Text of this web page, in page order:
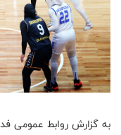
به گزارش روابط عمومی